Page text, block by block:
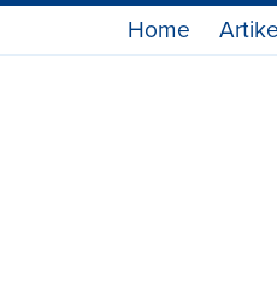
Home